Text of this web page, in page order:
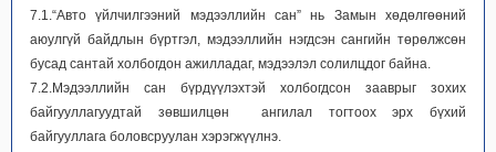
7.1.“Авто үйлчилгээний мэдээллийн сан” нь Замын хөдөлгөөний
аюулгүй байдлын бүртгэл, мэдээллийн нэгдсэн сангийн төрөлжсөн
бусад сантай холбогдон ажилладаг, мэдээлэл солилцдог байна.
7.2.Мэдээллийн сан бүрдүүлэхтэй холбогдсон зааврыг зохих
байгууллагуудтай зөвшилцөн ангилал тогтоох эрх бүхий
байгууллага боловсруулан хэрэгжүүлнэ.